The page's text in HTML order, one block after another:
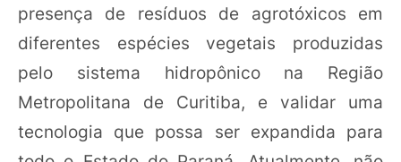
presença de resíduos de agrotóxicos em
diferentes espécies vegetais produzidas
pelo sistema hidropônico na Região
Metropolitana de Curitiba, e validar uma
tecnologia que possa ser expandida para